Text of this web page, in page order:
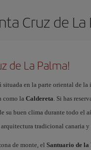
Cruz de La
de La Palma!
situada en la parte oriental de
como laCaldereta. Si has
su buen clima durante todo el
tradicional canaria y
de monte, el Santuario de la